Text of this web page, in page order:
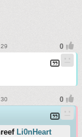
Li0nHeart